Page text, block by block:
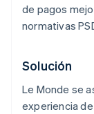
de pagos
normativas
Solución
Le Monde se
experiencia